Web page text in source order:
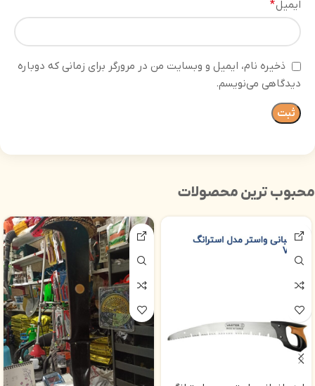
ایمیل*
ذخیره نام، ایمیل و وبسایت من در مرورگر برای زمانی که دوباره
دیدگاهی می‌نویسم.
محبوب ترین محصولات